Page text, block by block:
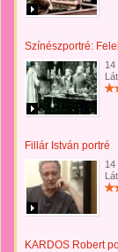
Színészportré:
14
Fillár István portré
14
KARDOS Robert